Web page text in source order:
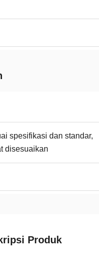
spesifikasi dan standar,
disesuaikan
Produk